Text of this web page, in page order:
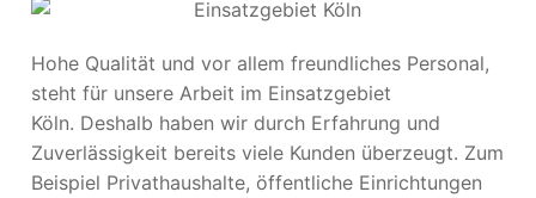
Hohe Qualität und vor allem freundliches Personal,
steht für unsere Arbeit im Einsatzgebiet
Köln. Deshalb haben wir durch Erfahrung und
Zuverlässigkeit bereits viele Kunden überzeugt. Zum
Beispiel Privathaushalte, öffentliche Einrichtungen